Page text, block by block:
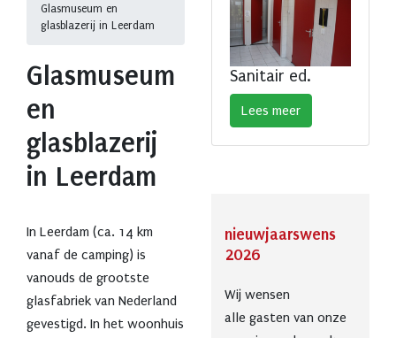
Glasmuseum en
glasblazerij in Leerdam
Glasmuseum
en
glasblazerij
in Leerdam
In Leerdam (ca. 14 km
vanaf de camping) is
vanouds de grootste
glasfabriek van Nederland
gevestigd. In het woonhuis
Sanitair ed.
Lees meer
nieuwjaarswens
2026
Wij wensen
alle gasten van onze